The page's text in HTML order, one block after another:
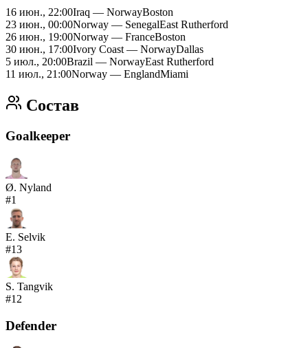
16 июн., 22:00Iraq — NorwayBoston
23 июн., 00:00Norway — SenegalEast Rutherford
26 июн., 19:00Norway — FranceBoston
30 июн., 17:00Ivory Coast— NorwayDallas
5 июл., 20:00Brazil — NorwayEast Rutherford
11 июл., 21:00Norway — EnglandMiami
Состав
Goalkeeper
Ø. Nyland
#1
E. Selvik
#13
S. Tangvik
#12
Defender